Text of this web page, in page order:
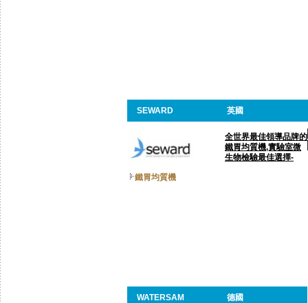
SEWARD 英國
全世界最佳領導品牌的
鐵胃均質機,實驗室微
生物檢驗最佳選擇-
鐵胃均質機
WATERSAM 德國